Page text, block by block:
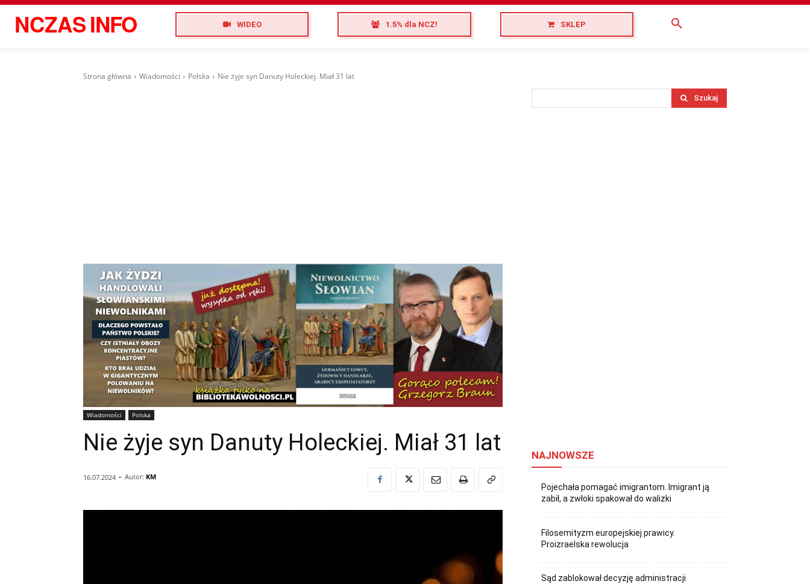
NCZASINFO WIDEO 1.5% dla NCZ! SKLEP
Strona główna Wiadomości Polska Nie żyje syn Danuty Holeckiej. Miał 31 lat
Wiadomości Polska
Nie żyje syn Danuty Holeckiej. Miał 31 lat
16.07.2024 - Autor: KM
Szukaj
NAJNOWSZE
Pojechała pomagać imigrantom. Imigrant ją
zabił, a zwłoki spakował do walizki
Filosemityzm europejskiej prawicy.
Proizraelska rewolucja
Sąd zablokował decyzję administracji